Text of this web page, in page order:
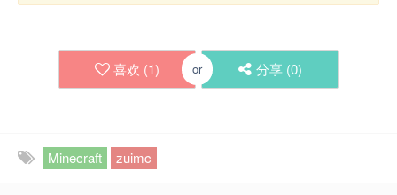
喜欢 (1) or 分享 (0)
Minecraft zuimc